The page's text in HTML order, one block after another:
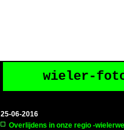
wieler-
25-06-2016
Overlijdens in onze regio -